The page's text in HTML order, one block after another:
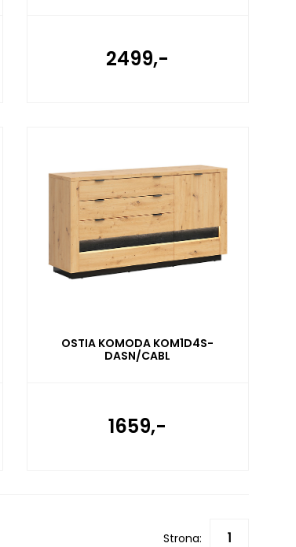
2499,-
OSTIA KOMODA KOM1D4S-
DASN/CABL
1659,-
Strona: